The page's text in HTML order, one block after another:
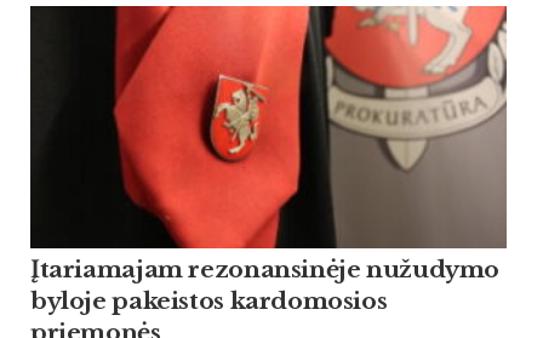
Įtariamajam rezonansinėje nužudymo
byloje pakeistos kardomosios